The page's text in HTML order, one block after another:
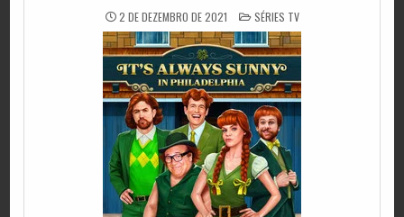
2 DE DEZEMBRO DE 2021 POSTED
IN
SÉRIES TV